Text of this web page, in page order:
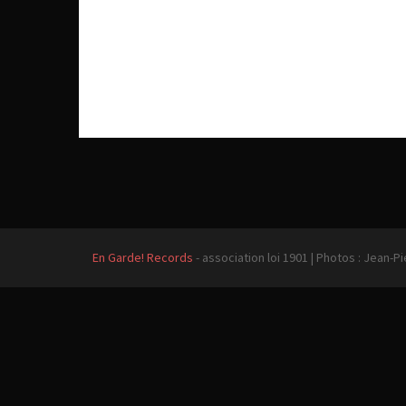
En Garde! Records - association loi 1901 | Photos : Jean-